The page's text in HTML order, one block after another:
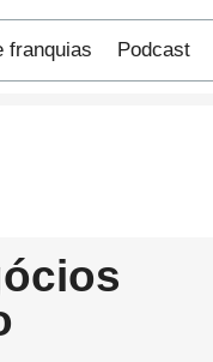
franquias Podcast